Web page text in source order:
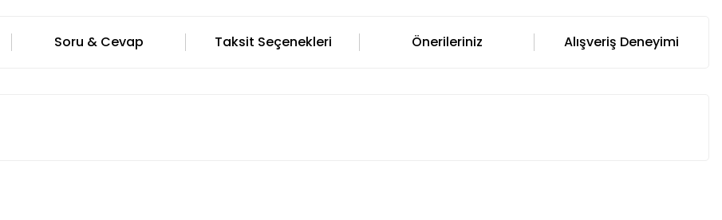
Soru & Cevap Taksit Seçenekleri Önerileriniz Alışveriş Deneyimi